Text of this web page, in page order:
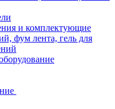
и комплектующие
фум лента, гель для